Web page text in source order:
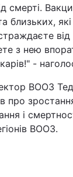
смерті.
близьких,
з нею
-
ВООЗ
про
і
ВООЗ.